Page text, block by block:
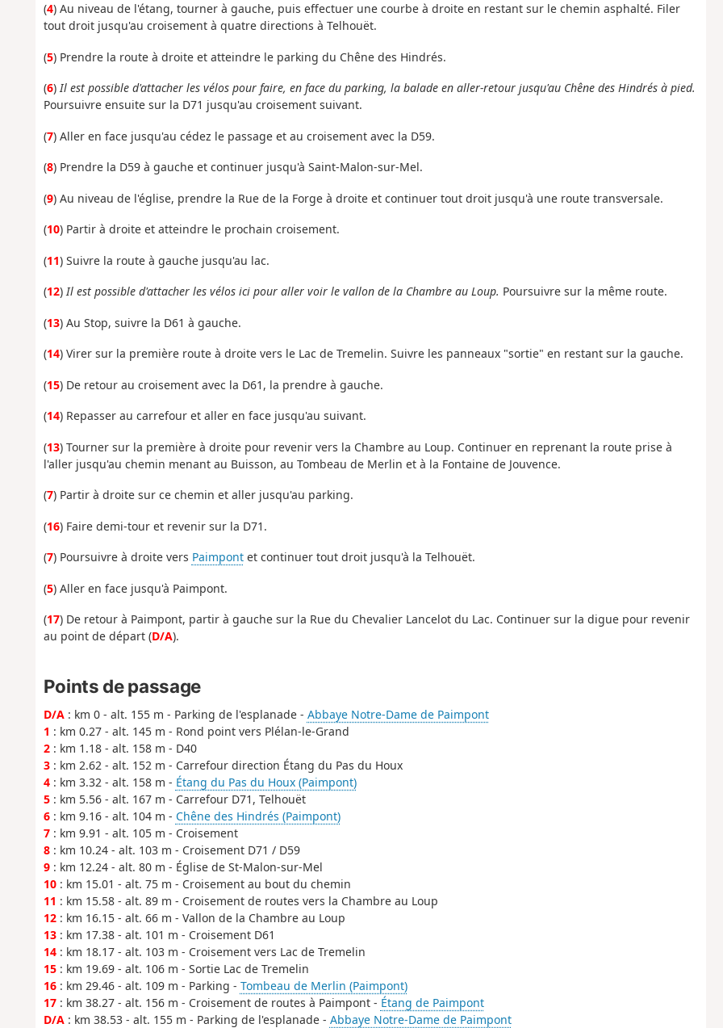
(4) Au niveau de l'étang, tourner à gauche, puis effectuer une courbe à droite en restant sur le chemin asphalté. Filer
tout droit jusqu'au croisement à quatre directions à Telhouët.
(5) Prendre la route à droite et atteindre le parking du Chêne des Hindrés.
(6)Il est possible d'attacher les vélos pour faire, en face du parking, la balade en aller-retour jusqu'au Chêne des Hindrés à pied.
Poursuivre ensuite sur la D71 jusqu'au croisement suivant.
(7) Aller en face jusqu'au cédez le passage et au croisement avec la D59.
(8) Prendre la D59 à gauche et continuer jusqu'à Saint-Malon-sur-Mel.
(9) Au niveau de l'église, prendre la Rue de la Forge à droite et continuer tout droit jusqu'à une route transversale.
(10) Partir à droite et atteindre le prochain croisement.
(11) Suivre la route à gauche jusqu'au lac.
(12)Il est possible d'attacher les vélos ici pour aller voir le vallon de la Chambre au Loup. Poursuivre sur la même route.
(13) Au Stop, suivre la D61 à gauche.
(14) Virer sur la première route à droite vers le Lac de Tremelin. Suivre les panneaux "sortie" en restant sur la gauche.
(15) De retour au croisement avec la D61, la prendre à gauche.
(14) Repasser au carrefour et aller en face jusqu'au suivant.
(13) Tourner sur la première à droite pour revenir vers la Chambre au Loup. Continuer en reprenant la route prise à
l'aller jusqu'au chemin menant au Buisson, au Tombeau de Merlin et à la Fontaine de Jouvence.
(7) Partir à droite sur ce chemin et aller jusqu'au parking.
(16) Faire demi-tour et revenir sur la D71.
(7) Poursuivre à droite vers Paimpontet continuer tout droit jusqu'à la Telhouët.
(5) Aller en face jusqu'à Paimpont.
(17) De retour à Paimpont, partir à gauche sur la Rue du Chevalier Lancelot du Lac. Continuer sur la digue pour revenir
au point de départ (D/A).
Points de passage
D/A: km 0 - alt. 155 m - Parking de l'esplanade - Abbaye Notre-Dame de Paimpont
1 : km 0.27 - alt. 145 m - Rond point vers Plélan-le-Grand
2: km 1.18 - alt. 158 m - D40
3: km 2.62 - alt. 152 m - Carrefour direction Étang du Pas du Houx
4: km 3.32 - alt. 158 m - Étang du Pas du Houx (Paimpont)
5: km 5.56 - alt. 167 m - Carrefour D71, Telhouët
6: km 9.16 - alt. 104 m - Chêne des Hindrés (Paimpont)
7: km 9.91 - alt. 105 m - Croisement
8: km 10.24 - alt. 103 m - Croisement D71 / D59
9: km 12.24 - alt. 80 m - Église de St-Malon-sur-Mel
10: km 15.01 - alt. 75 m - Croisement au bout du chemin
11 : km 15.58 - alt. 89 m - Croisement de routes vers la Chambre au Loup
12: km 16.15 - alt. 66 m - Vallon de la Chambre au Loup
13: km 17.38 - alt. 101 m - Croisement D61
14: km 18.17 - alt. 103 m - Croisement vers Lac de Tremelin
15: km 19.69 - alt. 106 m - Sortie Lac de Tremelin
16: km 29.46 - alt. 109 m - Parking - Tombeau de Merlin (Paimpont)
17: km 38.27 - alt. 156 m - Croisement de routes à Paimpont - Étang de Paimpont
D/A: km 38.53 - alt. 155 m - Parking de l'esplanade - Abbaye Notre-Dame de Paimpont